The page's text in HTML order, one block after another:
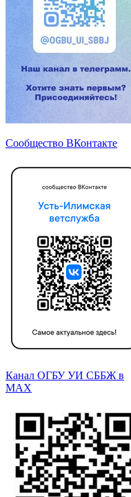
Сообщество ВКонтакте
Канал ОГБУ УИ СББЖ в
МАХ